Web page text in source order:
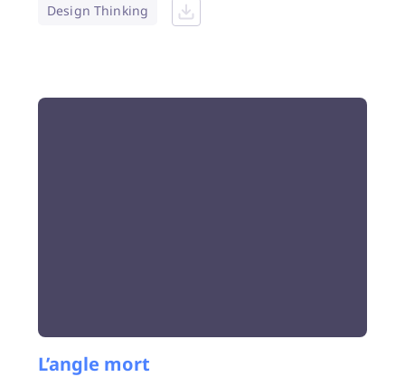
Design Thinking
L’angle mort